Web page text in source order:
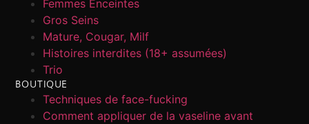
Femmes Enceintes
Gros Seins
Mature, Cougar, Milf
Histoires interdites (18+ assumées)
Trio
BOUTIQUE
Techniques de face-fucking
Comment appliquer de la vaseline avant